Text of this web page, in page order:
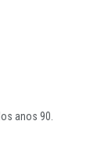
anos 90.